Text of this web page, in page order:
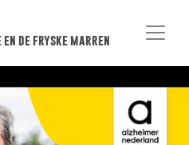
de fryske marren